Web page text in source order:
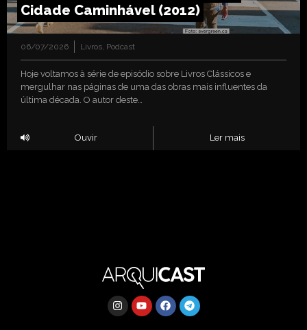
Cidade Caminhável (2012)
06/07/2026 Livros, Podcast
Hoje voltamos à série de episódio sobre Livros Clássicos e
mergulhar nas páginas de uma das obras mais influentes da
última década. O autor deste…
Ouvir Ler mais